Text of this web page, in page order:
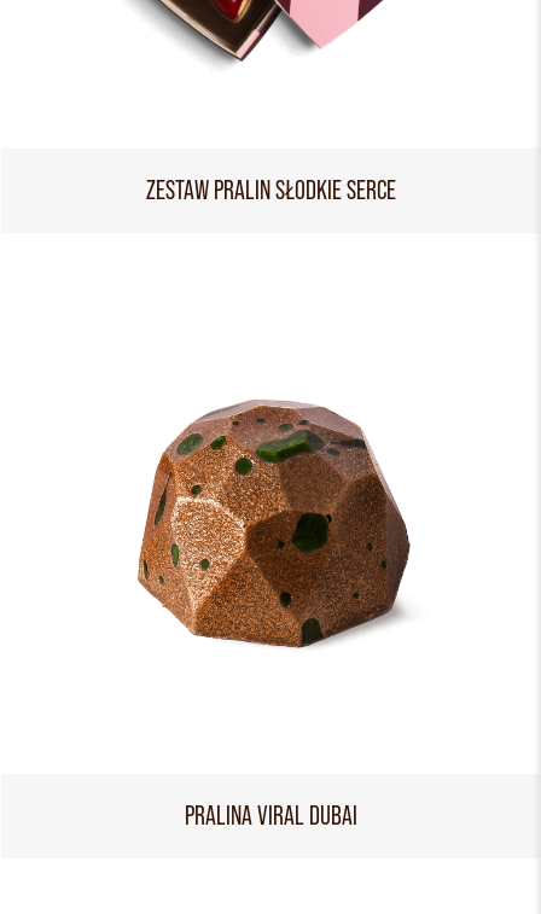
ZESTAW PRALIN SŁODKIE SERCE
PRALINA VIRAL DUBAI